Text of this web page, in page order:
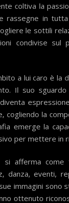
coltiva la
rassegne in
le sottili
condivise sul
a lui caro è la
Il suo
cogliendo la
emerge la
per mettere in
si afferma come
danza, eventi,
immagini sono
ottenuto